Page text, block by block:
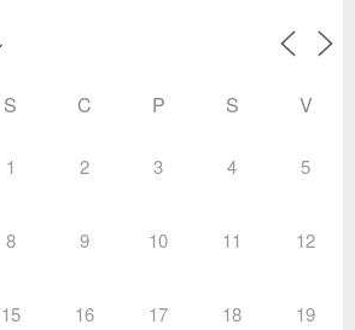
S C P S V
1 2 3 4 5
8 9 10 11 12
15 16 17 18 19